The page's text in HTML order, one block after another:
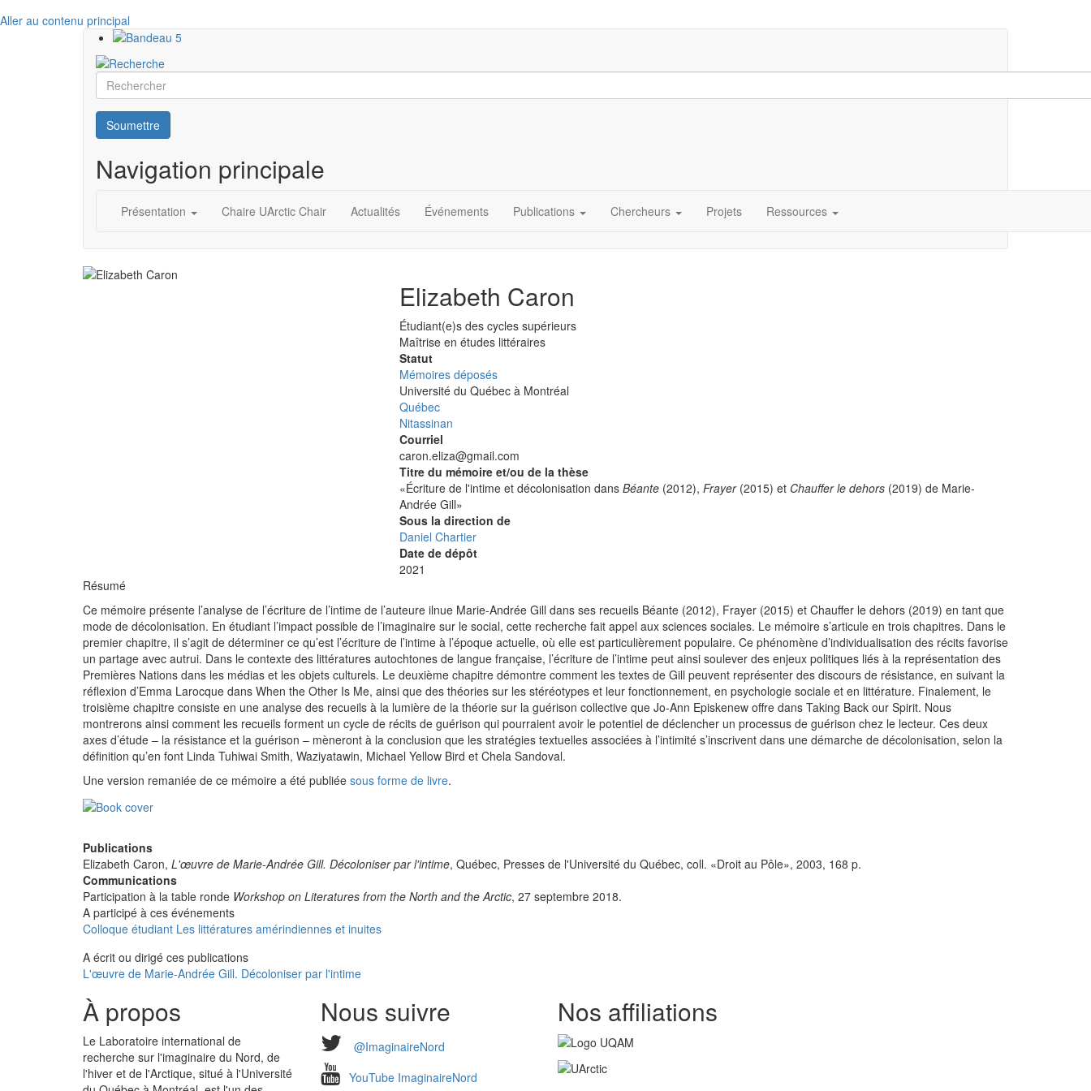
Aller au contenu principal
Rechercher
Soumettre
Navigation principale
Présentation Chaire UArctic Chair Actualités Événements Publications Chercheurs Projets Ressources
Elizabeth Caron
Étudiant(e)s des cycles supérieurs
Programme
d'étude
Maîtrise en études littéraires
Statut
Mémoires déposés
Université
Université du Québec à Montréal
Québec
Nitassinan
Courriel
caron.eliza@gmail.com
Titre du mémoire et/ou de la thèse
«Écriture de l'intime et décolonisation dans Béante (2012), Frayer (2015) et Chauffer le dehors (2019) de Marie-
Andrée Gill»
Sous la direction de
Daniel Chartier
Date de dépôt
2021
Résumé
Ce mémoire présente l’analyse de l’écriture de l’intime de l’auteure ilnue Marie-Andrée Gill dans ses recueils Béante (2012), Frayer (2015) et Chauffer le dehors (2019) en tant que
mode de décolonisation. En étudiant l’impact possible de l’imaginaire sur le social, cette recherche fait appel aux sciences sociales. Le mémoire s’articule en trois chapitres. Dans le
premier chapitre, il s’agit de déterminer ce qu’est l’écriture de l’intime à l’époque actuelle, où elle est particulièrement populaire. Ce phénomène d’individualisation des récits favorise
un partage avec autrui. Dans le contexte des littératures autochtones de langue française, l’écriture de l’intime peut ainsi soulever des enjeux politiques liés à la représentation des
Premières Nations dans les médias et les objets culturels. Le deuxième chapitre démontre comment les textes de Gill peuvent représenter des discours de résistance, en suivant la
réflexion d’Emma Larocque dans When the Other Is Me, ainsi que des théories sur les stéréotypes et leur fonctionnement, en psychologie sociale et en littérature. Finalement, le
troisième chapitre consiste en une analyse des recueils à la lumière de la théorie sur la guérison collective que Jo-Ann Episkenew offre dans Taking Back our Spirit. Nous
montrerons ainsi comment les recueils forment un cycle de récits de guérison qui pourraient avoir le potentiel de déclencher un processus de guérison chez le lecteur. Ces deux
axes d’étude – la résistance et la guérison – mèneront à la conclusion que les stratégies textuelles associées à l’intimité s’inscrivent dans une démarche de décolonisation, selon la
définition qu’en font Linda Tuhiwai Smith, Waziyatawin, Michael Yellow Bird et Chela Sandoval.
Une version remaniée de ce mémoire a été publiée sous forme de livre.
Publications
Elizabeth Caron, L'œuvre de Marie-Andrée Gill. Décoloniser par l'intime, Québec, Presses de l'Université du Québec, coll. «Droit au Pôle», 2003, 168 p.
Communications
Participation à la table ronde Workshop on Literatures from the North and the Arctic, 27 septembre 2018.
A participé à ces événements
Colloque étudiant Les littératures amérindiennes et inuites
A écrit ou dirigé ces publications
L'œuvre de Marie-Andrée Gill. Décoloniser par l'intime
À propos
Le Laboratoire international de
recherche sur l'imaginaire du Nord, de
l'hiver et de l'Arctique, situé à l'Université
Nous suivre
@ImaginaireNord
YouTube ImaginaireNord
Nos affiliations